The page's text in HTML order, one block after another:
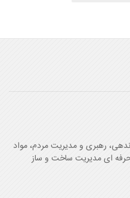
رهبری و مدیریت مردم، مواد
حرفه ای مدیریت ساخت و ساز